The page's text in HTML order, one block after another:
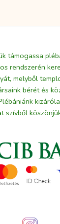
támogassa
rendszerén
melyből
bérét és
szívből